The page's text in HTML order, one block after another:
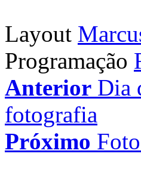
Layout
Programação
Anterior Dia
fotografia
Próximo